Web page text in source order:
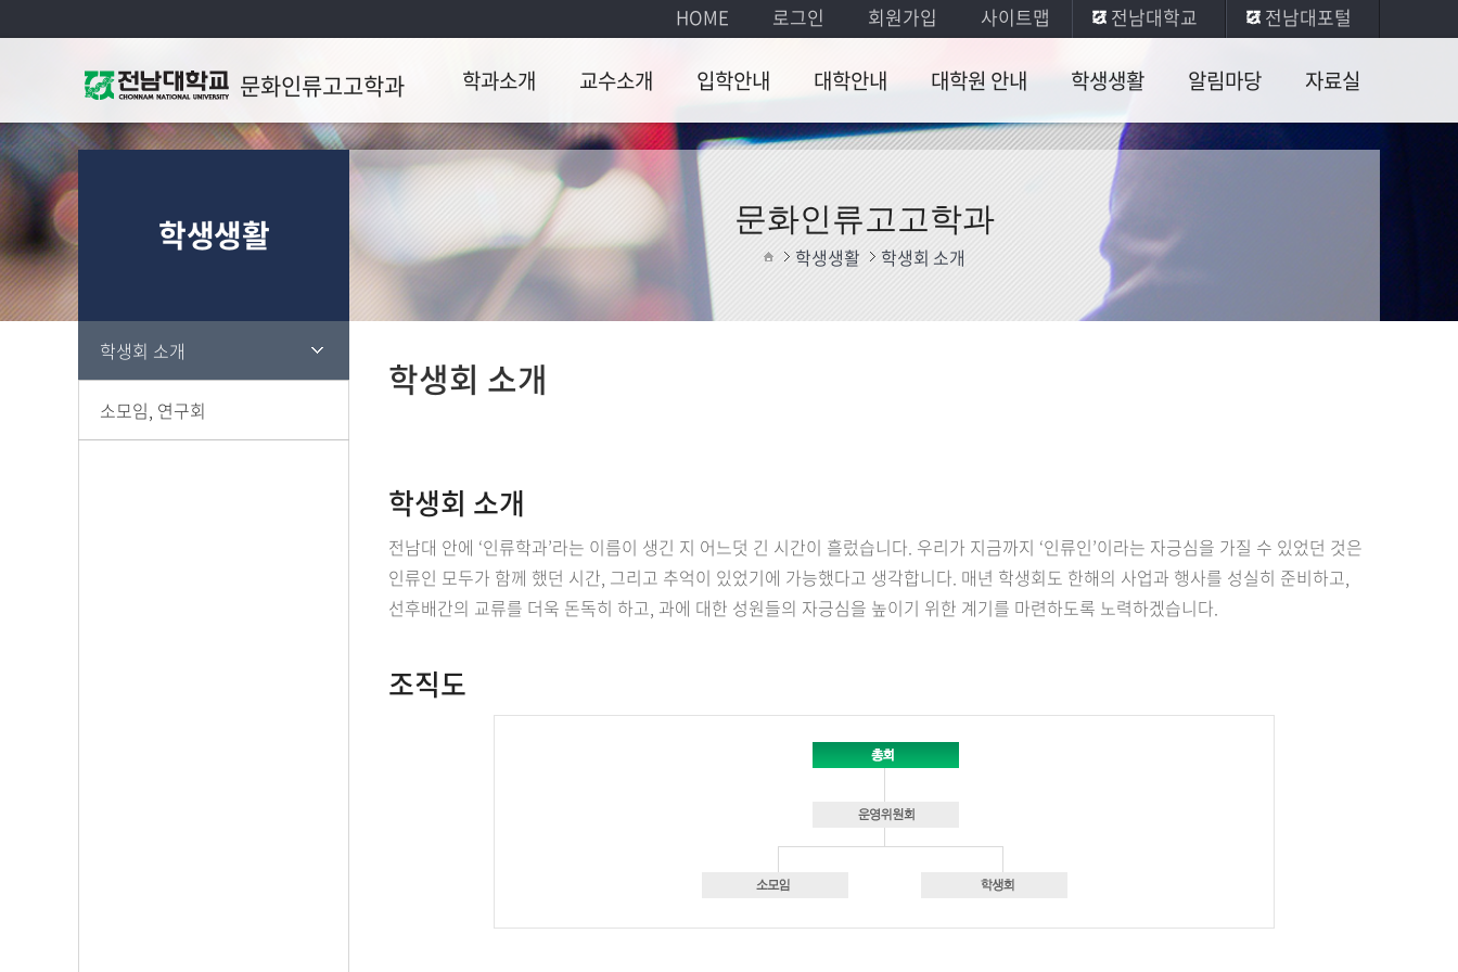
HOME 로그인 회원가입 사이트맵 전남대학교 전남대포털
문화인류고고학과 학과소개
학과소개
취업과 진로
교수소개
현직교수
퇴임교수
입학안내
입학안내
대학안내
장학제도
졸업인증 안내
대학원 안내
학사안내
학과내규
학생생활
학생회 소개
소모임,
연구회
알림마당
학부 게시판
자료실
문화인류고고학과
학생생활 학생회 소개
학생생활
학생회 소개
소모임, 연구회
학생회 소개
학생회 소개
전남대 안에 ‘인류학과’라는 이름이 생긴 지 어느덧 긴 시간이 흘렀습니다. 우리가 지금까지 ‘인류인’이라는 자긍심을 가질 수 있었던 것은
인류인 모두가 함께 했던 시간, 그리고 추억이 있었기에 가능했다고 생각합니다. 매년 학생회도 한해의 사업과 행사를 성실히 준비하고,
선후배간의 교류를 더욱 돈독히 하고, 과에 대한 성원들의 자긍심을 높이기 위한 계기를 마련하도록 노력하겠습니다.
조직도